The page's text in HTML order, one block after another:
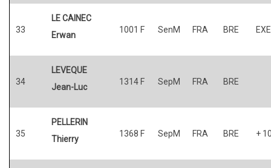
33
LE CAINEC
Erwan
1001 F SenM FRA BRE EXE
34
LEVEQUE
Jean-Luc
1314 F SepM FRA BRE
35
PELLERIN
Thierry
1368 F SepM FRA BRE +